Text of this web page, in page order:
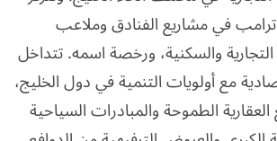
في مشاريع الفنادق وملاعب
والسكنية، ورخصة اسمه. تتداخل
مع أولويات التنمية في دول الخليج،
الطموحة والمبادرات السياحية